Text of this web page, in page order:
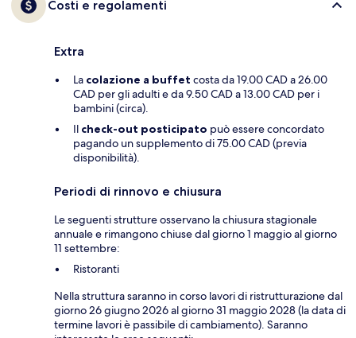
Costi e regolamenti
Extra
La colazione a buffet costa da 19.00 CAD a 26.00
CAD per gli adulti e da 9.50 CAD a 13.00 CAD per i
bambini (circa).
Il check-out posticipato può essere concordato
pagando un supplemento di 75.00 CAD (previa
disponibilità).
Periodi di rinnovo e chiusura
Le seguenti strutture osservano la chiusura stagionale
annuale e rimangono chiuse dal giorno 1 maggio al giorno
11 settembre:
Ristoranti
Nella struttura saranno in corso lavori di ristrutturazione dal
giorno 26 giugno 2026 al giorno 31 maggio 2028 (la data di
termine lavori è passibile di cambiamento). Saranno